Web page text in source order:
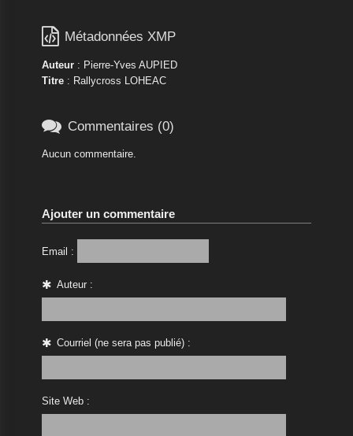
 Métadonnées XMP
Auteur: Pierre-Yves AUPIED
Titre: Rallycross LOHEAC
 Commentaires (0)
Aucun commentaire.
Ajouter un commentaire
Email :
Auteur :
Courriel (ne sera pas publié) :
Site Web :